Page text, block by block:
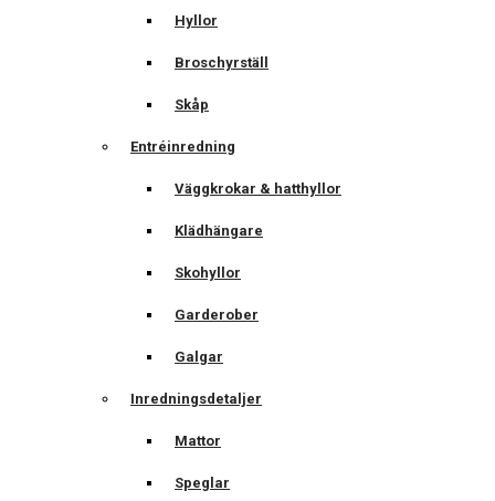
Hyllor
Broschyrställ
Skåp
Entréinredning
Väggkrokar & hatthyllor
Klädhängare
Skohyllor
Garderober
Galgar
Inredningsdetaljer
Mattor
Speglar